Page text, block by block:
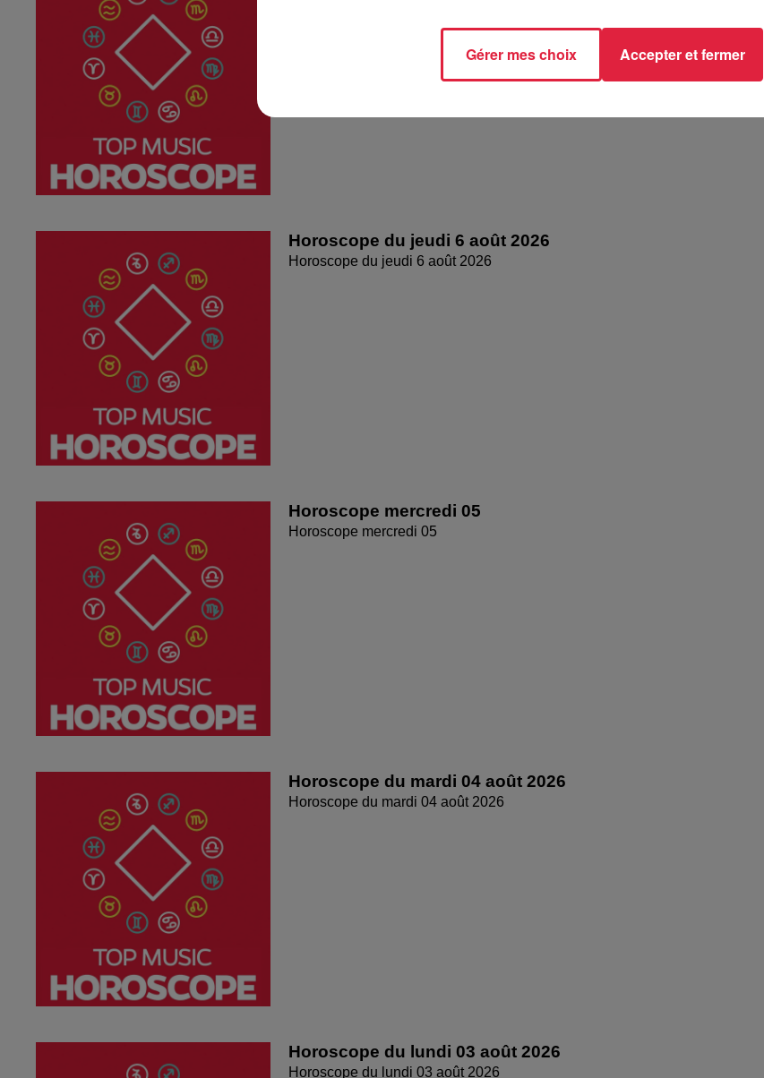
Horoscope du jeudi 6 août 2026
Horoscope du jeudi 6 août 2026
Horoscope mercredi 05
Horoscope mercredi 05
Horoscope du mardi 04 août 2026
Horoscope du mardi 04 août 2026
Horoscope du lundi 03 août 2026
Horoscope du lundi 03 août 2026
Gérer mes choix Accepter et fermer